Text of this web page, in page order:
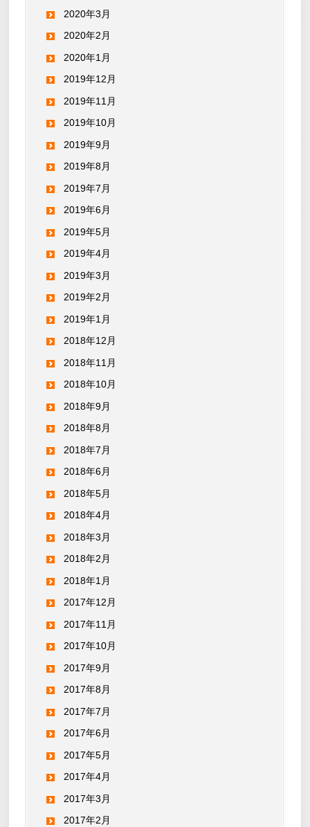
2020年3月
2020年2月
2020年1月
2019年12月
2019年11月
2019年10月
2019年9月
2019年8月
2019年7月
2019年6月
2019年5月
2019年4月
2019年3月
2019年2月
2019年1月
2018年12月
2018年11月
2018年10月
2018年9月
2018年8月
2018年7月
2018年6月
2018年5月
2018年4月
2018年3月
2018年2月
2018年1月
2017年12月
2017年11月
2017年10月
2017年9月
2017年8月
2017年7月
2017年6月
2017年5月
2017年4月
2017年3月
2017年2月